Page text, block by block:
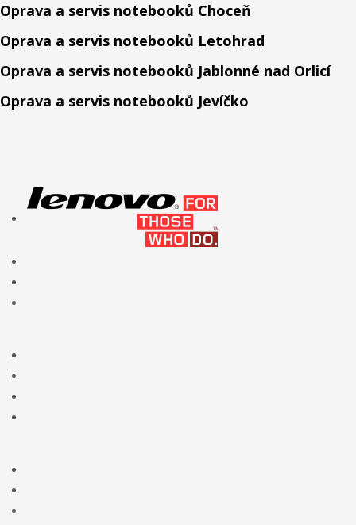
Oprava a servis notebooků Choceň
Oprava a servis notebooků Letohrad
Oprava a servis notebooků Jablonné nad Orlicí
Oprava a servis notebooků Jevíčko